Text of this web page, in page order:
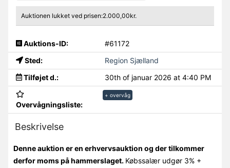
Auktionen lukket ved prisen:2.000,00kr.
Auktions-ID:
#61172
Sted:
Region Sjælland
Tilføjet d.:
30th of januar 2026 at 4:40 PM
Overvågningsliste:
+ overvåg
Beskrivelse
Denne auktion er en erhvervsauktion og der tilkommer
derfor moms på hammerslaget. Købssalær udgør 3% +